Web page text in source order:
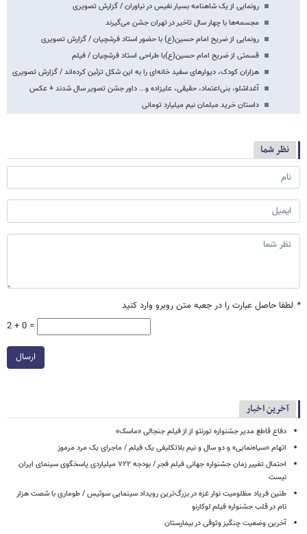
رونمایی از یک شاهنامه بسیار نفیس در نیاوران / گزارش تصویری
مجسمه‌ها با چهار سال تاخیر در تهران جشن می‌گیرند
رونمایی از ضریح امام حسین(ع) با حضور استاد فرشچیان / گزارش تصویری
قسمتی از ضریح امام حسین(ع)با طراحی استاد فرشچیان / فیلم
هزاران کودک، دیوارهای سفید خانه‌ای را به این شکل تزئین کرده‌اند / گزارش تصویری
آغداشلو، بنی‌اعتماد، حقیقی، علیزاده و... داور جشن تصویر سال شدند + عکس
داستان خرید مبلمان نیم میلیارد تومانی
نظر شما
* لطفا حاصل عبارت را در جعبه متن روبرو وارد کنید
2 + 0 =
ارسال
آخرین اخبار
دفاع قاطع مدیر جشنواره تورنتو از از فیلم جنجالی «ماسک»
اتهام «سیاه‌نمایی» و دو سال و نیم بلاتکلیفی یک فیلم / ماجرای یک مرد مرموز
احتمال تغییر زمان جشنواره جهانی فیلم فجر / بودجه ۷۲۲ میلیاردی پاسخگوی سینمای ایران
نیست
طنین فریاد مظلومیت نوار غزه در بزرگ‌ترین رویداد سینمایی سوئیس / طوماری با شصت هزار
نام در قلب جشنواره فیلم لوکارنو
آخرین وضعیت چنگیز وثوقی در بیمارستان